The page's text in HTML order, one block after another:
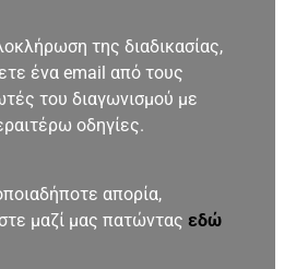
της διαδικασίας,
ένα email από τους
του διαγωνισμού με
οδηγίες.
απορία,
μαζί μας πατώντας εδώ